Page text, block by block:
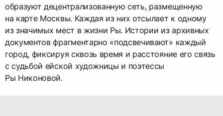
образуют децентрализованную сеть, размещенную
на карте Москвы. Каждая из них отсылает к одному
из значимых мест в жизни Ры. Истории из архивных
документов фрагментарно «подсвечивают» каждый
город, фиксируя сквозь время и расстояние его связь
с судьбой ейской художницы и поэтессы
Ры Никоновой.